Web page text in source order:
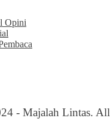
Opini
- Majalah Lintas. All